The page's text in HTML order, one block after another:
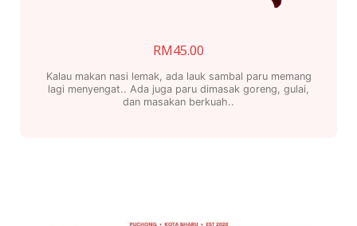
RM45.00
Kalau makan nasi lemak, ada lauk sambal paru memang
lagi menyengat.. Ada juga paru dimasak goreng, gulai,
dan masakan berkuah..